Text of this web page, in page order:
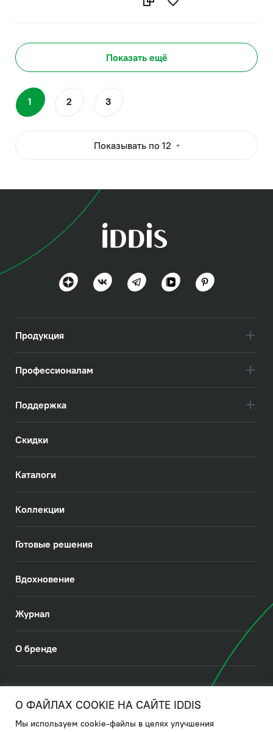
Показать ещё
1 2 3
Показывать по 12
Продукция
Профессионалам
Поддержка
Скидки
Каталоги
Коллекции
Готовые решения
Вдохновение
Журнал
О бренде
Политика в отношении использования файлов cookies
О ФАЙЛАХ COOKIE НА САЙТЕ IDDIS
Мы используем cookie-файлы в целях улучшения